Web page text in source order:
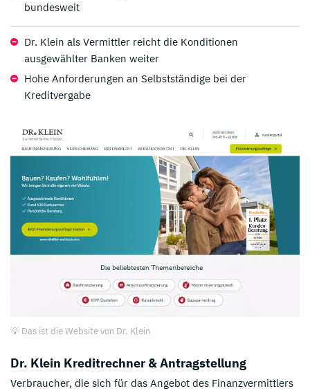
bundesweit
Dr. Klein als Vermittler reicht die Konditionen
ausgewählter Banken weiter
Hohe Anforderungen an Selbstständige bei der
Kreditvergabe
💡 Das ist die Website von Dr. Klein
Dr. Klein Kreditrechner & Antragstellung
Verbraucher, die sich für das Angebot des Finanzvermittlers